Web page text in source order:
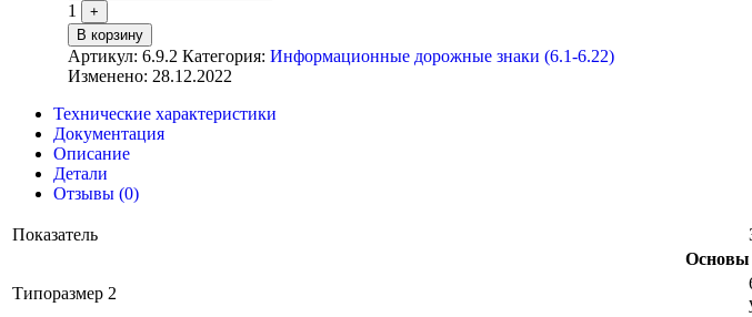
1
+
В корзину
Артикул:6.9.2 Категория:Информационные дорожные знаки (6.1-6.22)
Изменено: 28.12.2022
Технические характеристики
Документация
Описание
Детали
Отзывы (0)
Показатель
Основы
Типоразмер 2